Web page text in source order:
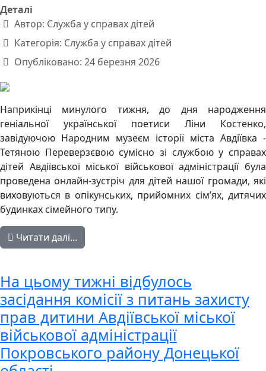
Деталі
Автор: Служба у справах дітей
Категорія: Служба у справах дітей
Опубліковано: 24 березня 2026
Наприкінці минулого тижня, до дня народження
геніальної української поетиси Ліни Костенко,
завідуючою Народним музеєм історії міста Авдіївка -
Тетяною Переверзєвою сумісно зі службою у справах
дітей Авдіївської міської військової адміністрації була
проведена онлайн-зустріч для дітей нашої громади, які
виховуються в опікунських, прийомних сім’ях, дитячих
будинках сімейного типу.
Читати далі...
На цьому тижні відбулось
засідання комісії з питань захисту
прав дитини Авдіївської міської
військової адміністрації
Покровського району Донецької